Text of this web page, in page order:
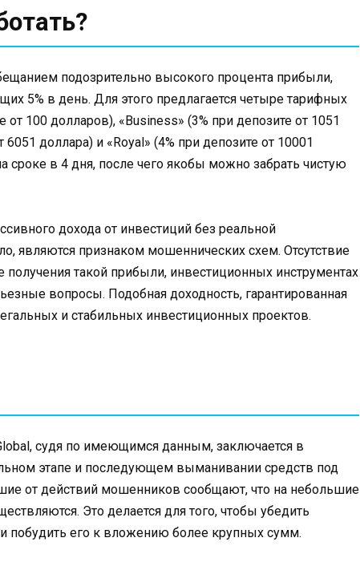
подозрительно высокого процента прибыли,
5% в день. Для этого предлагается четыре тарифных
от 100 долларов), «Business» (3% при депозите от 1051
доллара) и «Royal» (4% при депозите от 10001
сроке в 4 дня, после чего якобы можно забрать чистую
дохода от инвестиций без реальной
являются признаком мошеннических схем. Отсутствие
такой прибыли, инвестиционных инструментах
вопросы. Подобная доходность, гарантированная
и стабильных инвестиционных проектов.
судя по имеющимся данным, заключается в
этапе и последующем выманивании средств под
от действий мошенников сообщают, что на небольшие
Это делается для того, чтобы убедить
побудить его к вложению более крупных сумм.